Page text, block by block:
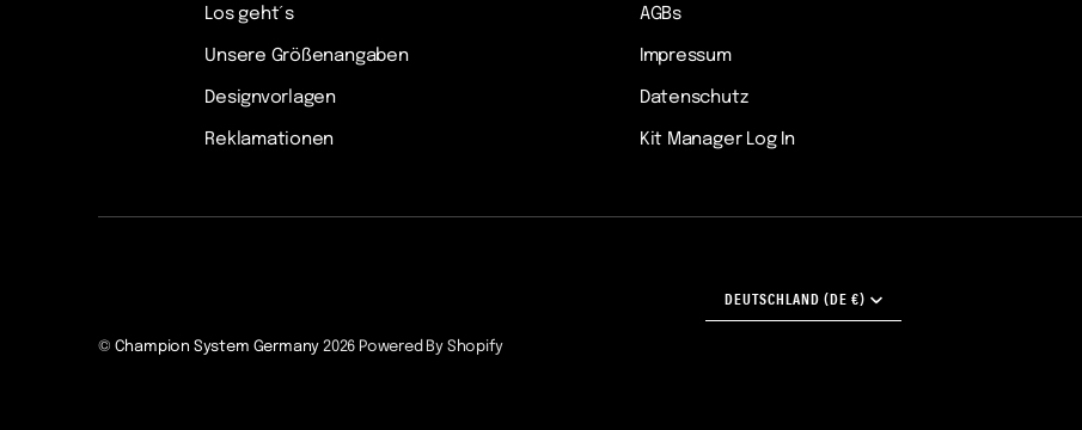
Los geht´s
Unsere Größenangaben
Designvorlagen
Reklamationen
AGBs
Impressum
Datenschutz
Kit Manager Log In
WÄHRUNG
DEUTSCHLAND (DE €)
© Champion System Germany 2026 Powered By Shopify